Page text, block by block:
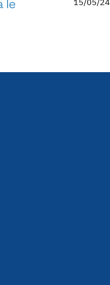
le
15/05/24